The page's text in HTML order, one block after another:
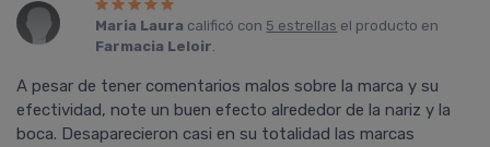
Maria Laura calificó con 5 estrellas el producto en
Farmacia Leloir.
A pesar de tener comentarios malos sobre la marca y su
efectividad, note un buen efecto alrededor de la nariz y la
boca. Desaparecieron casi en su totalidad las marcas